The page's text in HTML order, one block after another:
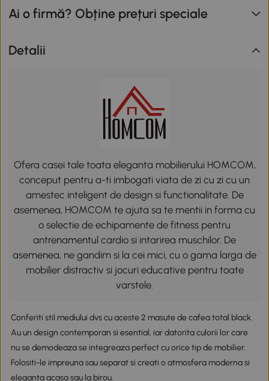
Ai o firmă? Obține prețuri speciale
Detalii
Ofera casei tale toata eleganta mobilierului HOMCOM,
conceput pentru a-ti imbogati viata de zi cu zi cu un
amestec inteligent de design si functionalitate. De
asemenea, HOMCOM te ajuta sa te mentii in forma cu
o selectie de echipamente de fitness pentru
antrenamentul cardio si intarirea muschilor. De
asemenea, ne gandim si la cei mici, cu o gama larga de
mobilier distractiv si jocuri educative pentru toate
varstele.
Conferiti stil mediului dvs cu aceste 2 masute de cafea total black.
Au un design contemporan si esential, iar datorita culorii lor care
nu se demodeaza se integreaza perfect cu orice tip de mobilier.
Folositi-le impreuna sau separat si creati o atmosfera moderna si
eleganta acasa sau la birou.